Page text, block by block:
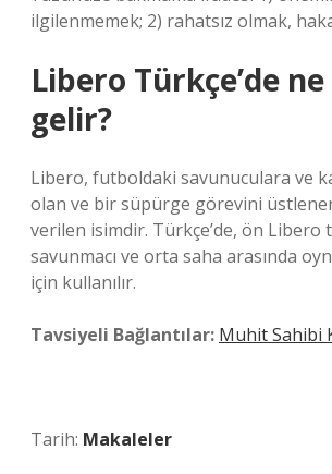
ilgilenmemek; 2) rahatsız olmak,
Libero Türkçe’de
gelir?
Libero, futboldaki savunuculara ve
olan ve bir süpürge görevini
verilen isimdir. Türkçe’de, ön Libero
savunmacı ve orta saha arasında
için kullanılır.
Tavsiyeli Bağlantılar: Muhit Sahibi
Tarih: Makaleler